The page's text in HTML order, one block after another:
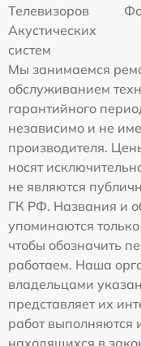
Телевизоров
Акустических
систем
Мы занимаемся
обслуживанием
гарантийного
независимо и не
производителя.
носят
не являются
ГК РФ. Названия и
упоминаются
чтобы обозначить
работаем. Наша
владельцами
представляет их
работ выполняются